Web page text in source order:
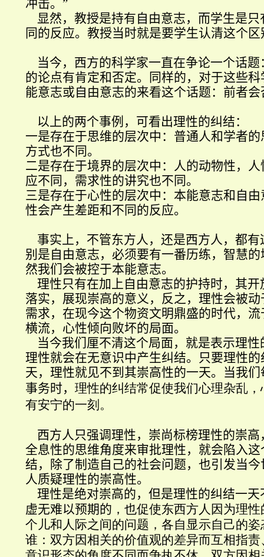
冲击。 ”
显然，教授是持有自由意志，而学生是
同的反应。教授当时就是要学生认清这个区
当今，西方的科学家一直在争论一个话
的论点有肯定和否定。同样的，对于这些
能意志或自由意志的来看这个话题：前者
以上的两个事例，可看出理性的纠结：
一是存在于思维的层次中：普通人和学者
方式也不同。
二是存在于境界的层次中：人的动物性，
应不同，需求性的讲究也不同。
三是存在于心性的层次中：本能意志和自
性会产生差距和不同的反应。
事实上，不管东方人，还是西方人，都
别是自由意志，必须要有一番历练，智慧
然我们会被控于本能意志。
理性只有在加上自由意志的护持时，其
落实，展现崇高的意义，反之，理性会被
需求，在现今这个物资文明鼎盛的时代，
横流，心性倾向败坏的局面。
当今我们厘不清这个局面，就是表示理
理性就会在无意识中产生纠结。只要理性
天，理性就见不到其崇高性的一天。当我
事务时， 理性的纠结常促使我们心理杂乱
有安宁的一刻。
西方人只强调理性，崇尚标榜理性的崇
全息性的思维角度来审批理性，就会陷入这
结，除了制造自己的社会问题，也引发当
人质疑理性的崇高性。
理性是绝对崇高的，但是理性的纠结一
虚无难以预期的 ，也促使东西方人因为理
个儿和人际之间的问题，各自显示自己的
谁：双方因相关的价值观的差异而互相指